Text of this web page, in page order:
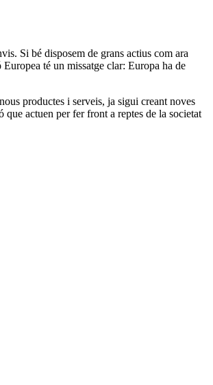
Si bé disposem de grans actius com ara
té un missatge clar: Europa ha de
productes i serveis, ja sigui creant noves
actuen per fer front a reptes de la societat